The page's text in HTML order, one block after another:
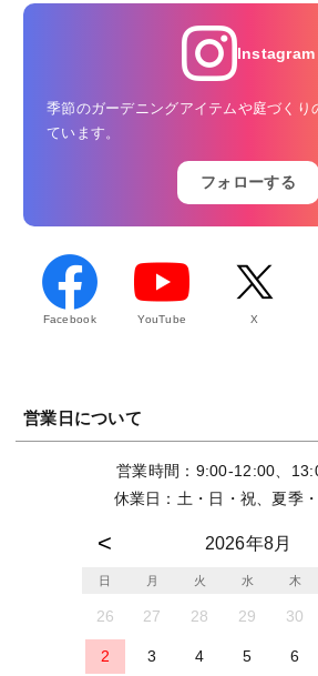
Instagram
季節のガーデニングアイテムや庭づくり
ています。
フォローする
Facebook YouTube X
営業日について
営業時間：9:00-12:00、
休業日：土・日・祝、夏季
2026年8月
日 月 火 水 木
26 27 28 29 30
2 3 4 5 6